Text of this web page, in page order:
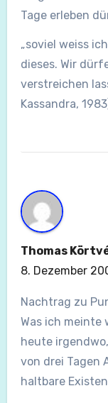
Tage erleben
„soviel weiss
dieses. Wir
verstreichen
Kassandra,
Thomas
8. Dezember
Nachtrag zu
Was ich meinte
heute
von drei Tagen
haltbare